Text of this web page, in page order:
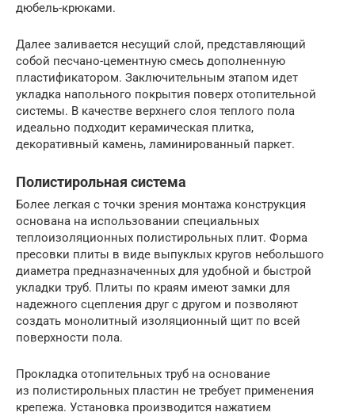
дюбель-крюками.
Далее заливается несущий слой, представляющий
собой песчано-цементную смесь дополненную
пластификатором. Заключительным этапом идет
укладка напольного покрытия поверх отопительной
системы. В качестве верхнего слоя теплого пола
идеально подходит керамическая плитка,
декоративный камень, ламинированный паркет.
Полистирольная система
Более легкая с точки зрения монтажа конструкция
основана на использовании специальных
теплоизоляционных полистирольных плит. Форма
пресовки плиты в виде выпуклых кругов небольшого
диаметра предназначенных для удобной и быстрой
укладки труб. Плиты по краям имеют замки для
надежного сцепления друг с другом и позволяют
создать монолитный изоляционный щит по всей
поверхности пола.
Прокладка отопительных труб на основание
из полистирольных пластин не требует применения
крепежа. Установка производится нажатием